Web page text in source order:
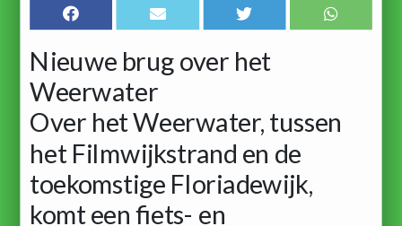
Nieuwe brug over het
Weerwater
Over het Weerwater, tussen
het Filmwijkstrand en de
toekomstige Floriadewijk,
komt een fiets- en